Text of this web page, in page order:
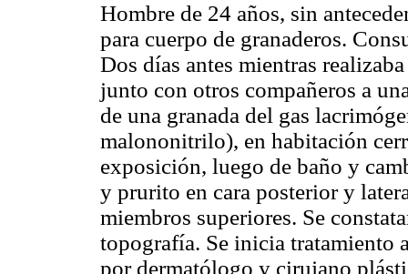
Hombre de 24 años, sin
para cuerpo de granaderos.
Dos días antes mientras
junto con otros compañeros a
de una granada del gas
malononitrilo), en habitación
exposición, luego de baño y
y prurito en cara posterior y
miembros superiores. Se
topografía. Se inicia tratamiento
por dermatólogo y cirujano